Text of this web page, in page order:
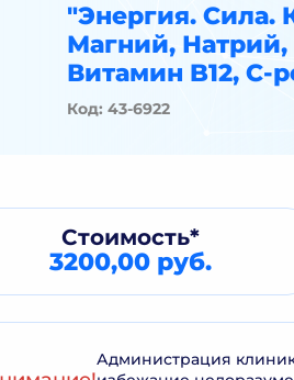
"Энергия. Сила.
Магний,
Витамин B12, С-
Код: 43-6922
Стоимость*
3200,00 руб.
Администрация